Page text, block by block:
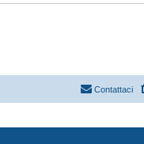
Contattaci